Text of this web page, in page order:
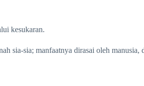
kesukaran.
sia-sia; manfaatnya dirasai oleh manusia,